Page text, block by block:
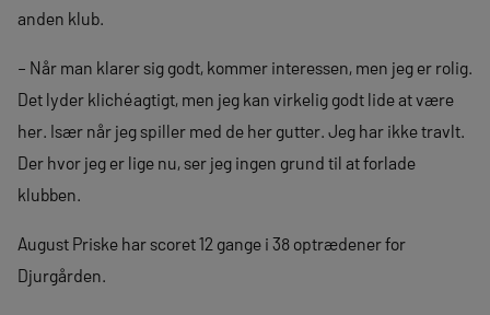
anden klub.
– Når man klarer sig godt, kommer interessen, men jeg er rolig.
Det lyder klichéagtigt, men jeg kan virkelig godt lide at være
her. Især når jeg spiller med de her gutter. Jeg har ikke travlt.
Der hvor jeg er lige nu, ser jeg ingen grund til at forlade
klubben.
August Priske har scoret 12 gange i 38 optrædener for
Djurgården.